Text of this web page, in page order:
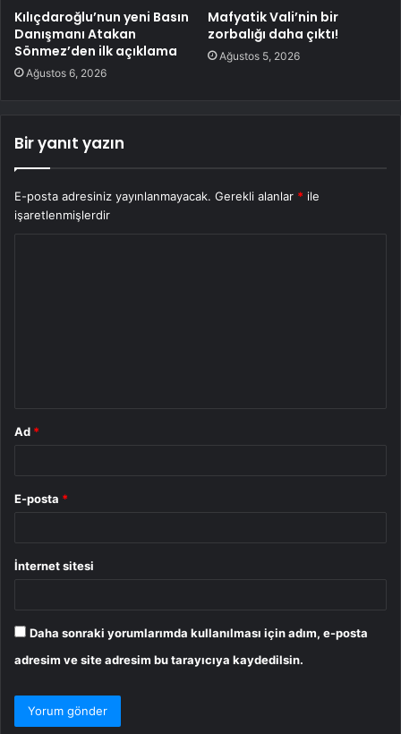
Kılıçdaroğlu’nun yeni Basın
Danışmanı Atakan
Sönmez’den ilk açıklama
Ağustos 6, 2026
Mafyatik Vali’nin bir
zorbalığı daha çıktı!
Ağustos 5, 2026
Bir yanıt yazın
E-posta adresiniz yayınlanmayacak. Gerekli alanlar * ile
işaretlenmişlerdir
Ad *
E-posta *
İnternet sitesi
Daha sonraki yorumlarımda kullanılması için adım, e-posta
adresim ve site adresim bu tarayıcıya kaydedilsin.